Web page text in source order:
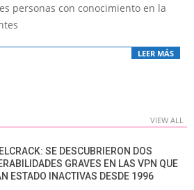
personas con conocimiento en la
LEER MÁS
VIEW ALL
SE DESCUBRIERON DOS
GRAVES EN LAS VPN QUE
ESTADO INACTIVAS DESDE 1996